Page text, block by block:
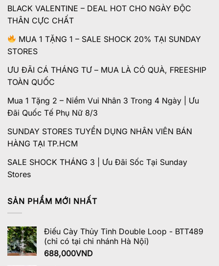
BLACK VALENTINE – DEAL HOT CHO NGÀY ĐỘC
THÂN CỰC CHẤT
MUA 1 TẶNG 1 – SALE SHOCK 20% TẠI SUNDAY
STORES
ƯU ĐÃI CÁ THÁNG TƯ – MUA LÀ CÓ QUÀ, FREESHIP
TOÀN QUỐC
Mua 1 Tặng 2 – Niềm Vui Nhân 3 Trong 4 Ngày | Ưu
Đãi Quốc Tế Phụ Nữ 8/3
SUNDAY STORES TUYỂN DỤNG NHÂN VIÊN BÁN
HÀNG TẠI TP.HCM
SALE SHOCK THÁNG 3 | Ưu Đãi Sốc Tại Sunday
Stores
SẢN PHẨM MỚI NHẤT
Điếu Cày Thủy Tinh Double Loop - BTT489
(chỉ có tại chi nhánh Hà Nội)
688,000VND